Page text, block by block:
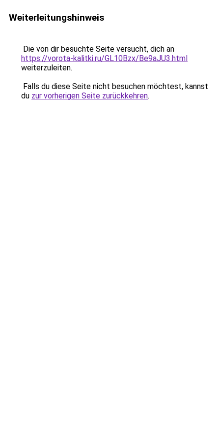
Weiterleitungshinweis
Die von dir besuchte Seite versucht, dich an
https://vorota-kalitki.ru/GL10Bzx/Be9aJU3.html
weiterzuleiten.
Falls du diese Seite nicht besuchen möchtest, kannst
du zur vorherigen Seite zurückkehren.